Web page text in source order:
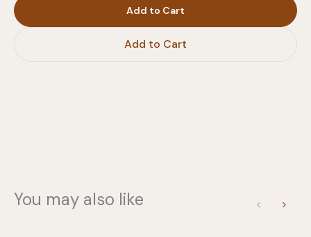
Add to Cart
Add to Cart
You may also like
PreviousNext